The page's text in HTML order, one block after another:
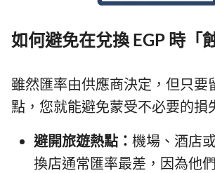
如何避免在兌換 EGP 時「
雖然匯率由供應商決定，但只要
點，您就能避免蒙受不必要的損
避開旅遊熱點： 機場、酒店
換店通常匯率最差，因為他